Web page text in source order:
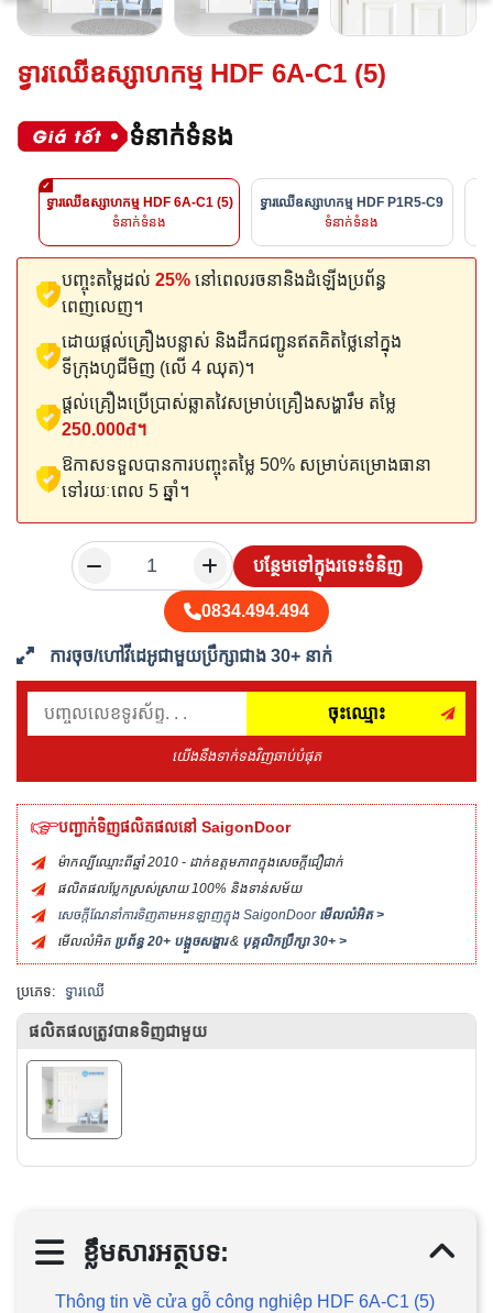
ទ្វារឈើឧស្សាហកម្ម HDF 6A-C1 (5)
ទំនាក់ទំនង
ទ្វារឈើឧស្សាហកម្ម HDF 6A-C1 (5)
ទំនាក់ទំនង
ទ្វារឈើឧស្សាហកម្ម HDF P1R5-C9
ទំនាក់ទំនង
បញ្ចុះតម្លៃដល់ 25% នៅពេលរចនានិងដំឡើងប្រព័ន្ធ
ពេញលេញ។
ដោយផ្តល់គ្រឿងបន្លាស់ និងដឹកជញ្ជូនឥតគិតថ្លៃនៅក្នុង
ទីក្រុងហូជីមិញ (លើ 4 ឈុត)។
ផ្តល់គ្រឿងប្រើប្រាស់ឆ្លាតវៃសម្រាប់គ្រឿងសង្ហារឹម តម្លៃ
250.000đ។
ឱកាសទទួលបានការបញ្ចុះតម្លៃ 50% សម្រាប់គម្រោងធានា
ទៅរយៈពេល 5 ឆ្នាំ។
បន្ថែមទៅក្នុងរទេះទំនិញ
0834.494.494
ការចុច/ហៅវីដេអូជាមួយប្រឹក្សាជាង 30+ នាក់
ចុះឈ្មោះ
យើងនឹងទាក់ទងវិញឆាប់បំផុត
បញ្ជាក់ទិញផលិតផលនៅ SaigonDoor
ម៉ាកល្បីឈ្មោះពីឆ្នាំ 2010 - ដាក់ឧត្តមភាពក្នុងសេចក្ដីជឿជាក់
ផលិតផលប្លែកស្រស់ស្រាយ 100% និងទាន់សម័យ
សេចក្ដីណែនាំការទិញតាមអនឡាញក្នុង SaigonDoor មើលលំអិត >
មើលលំអិត ប្រព័ន្ធ 20+ បង្អួចសង្ហារ& បុគ្គលិកប្រឹក្សា 30+ >
ប្រភេទ: ទ្វារឈើ
ផលិតផលត្រូវបានទិញជាមួយ
ខ្លឹមសារអត្ថបទ:
Thông tin về cửa gỗ công nghiệp HDF 6A-C1 (5)